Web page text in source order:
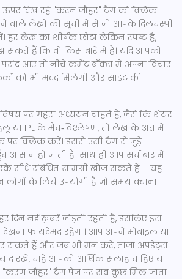
दिख रहे "करन जौहर" टैग को क्लिक
वाले लेखों की सूची में से जो आपके दिलचस्पी
हर लेख का शीर्षक छोटा लेकिन स्पष्ट है,
हैं कि वो किस बारे में है। यदि आपको
आए तो नीचे कमेंट बॉक्स में अपना विचार
को भी मदद मिलेगी और साइट की
पर गहरा अध्ययन चाहते हैं, जैसे कि शेयर
या IPL के मैच‑विश्लेषण, तो लेख के अंत में
पर क्लिक करें। इससे उसी टैग से जुड़े
आसान हो जाती है। साथ ही आप सर्च बार में
सीधे संबंधित सामग्री खोज सकते हैं – यह
लोगों के लिये उपयोगी है जो समय बचाना
दिन नई ख़बरें जोड़ती रहती है, इसलिए इस
फायदेमंद रहेगा। आप अपने मोबाइल या
सकते हैं और जब भी मन करे, ताज़ा अपडेट्स
रखें, चाहे आपको आर्थिक सलाह चाहिए या
जौहर" टैग पेज पर सब कुछ मिल जाता